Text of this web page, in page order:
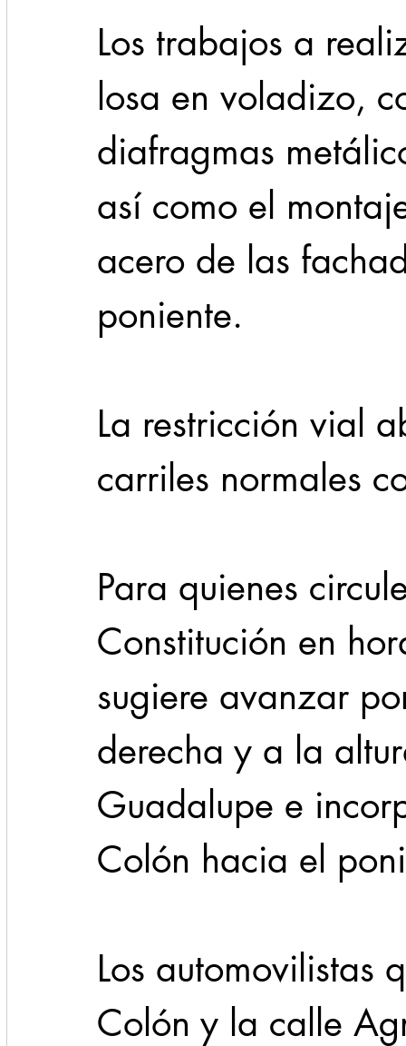
Los trabajos a
losa en voladizo,
diafragmas
así como el
acero de las
poniente.
La restricción vial
carriles normales
Para quienes
Constitución en
sugiere avanzar
derecha y a la
Guadalupe e
Colón hacia el
Los
Colón y la calle